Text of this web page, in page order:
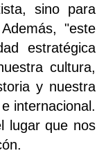
sino para
"este
estratégica
cultura,
y nuestra
internacional.
lugar que nos